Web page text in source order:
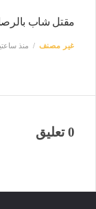
مقتل شاب
غير مصنف منذ
0 تعليق